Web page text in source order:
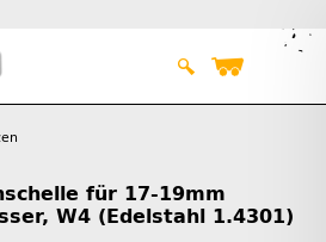
für 17-19mm
W4 (Edelstahl 1.4301)